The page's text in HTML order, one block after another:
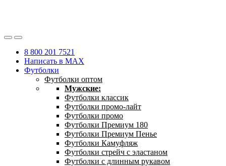
8 800 201 7521
Написать в MAX
Футболки
Футболки оптом
Мужские:
Футболки классик
Футболки промо-лайт
Футболки промо
Футболки Премиум 180
Футболки Премиум Пенье
Футболки Камуфляж
Футболки стрейч с эластаном
Футболки с длинным рукавом